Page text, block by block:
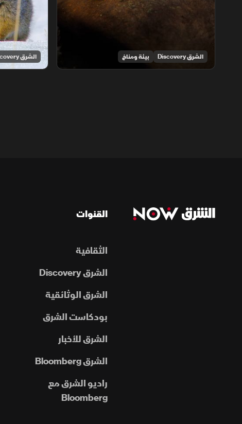
الشرق Discovery بيئة ومناخ الشرق Discovery
القنوات
الثقافية
الشرق Discovery
الشرق الوثائقية
بودكاست الشرق
الشرق للأخبار
الشرق Bloomberg
راديو الشرق مع
Bloomberg